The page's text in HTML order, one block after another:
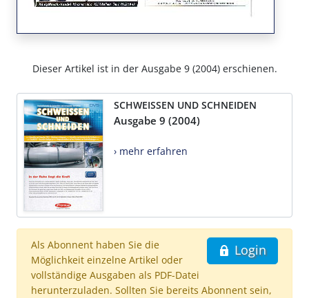
Dieser Artikel ist in der Ausgabe 9 (2004) erschienen.
SCHWEISSEN UND SCHNEIDEN
Ausgabe 9 (2004)
› mehr erfahren
Login
Als Abonnent haben Sie die
Möglichkeit einzelne Artikel oder
vollständige Ausgaben als PDF-Datei
herunterzuladen. Sollten Sie bereits Abonnent sein,